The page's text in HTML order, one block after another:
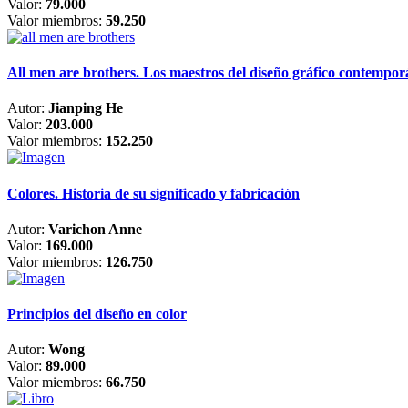
Valor: 79.000
Valor miembros: 59.250
All men are brothers. Los maestros del diseño gráfico
Autor: Jianping He
Valor: 203.000
Valor miembros: 152.250
Colores. Historia de su significado y fabricación
Autor: Varichon Anne
Valor: 169.000
Valor miembros: 126.750
Principios del diseño en color
Autor: Wong
Valor: 89.000
Valor miembros: 66.750